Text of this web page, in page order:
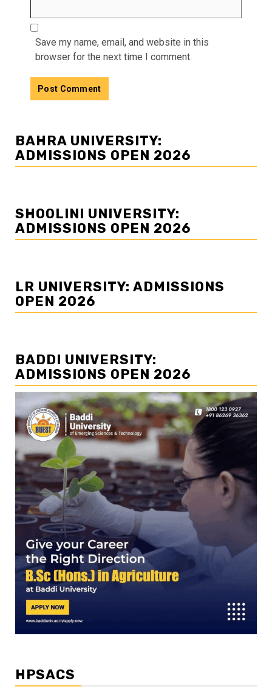
Save my name, email, and website in this
browser for the next time I comment.
BAHRA UNIVERSITY:
ADMISSIONS OPEN 2026
SHOOLINI UNIVERSITY:
ADMISSIONS OPEN 2026
LR UNIVERSITY: ADMISSIONS
OPEN 2026
BADDI UNIVERSITY:
ADMISSIONS OPEN 2026
HPSACS